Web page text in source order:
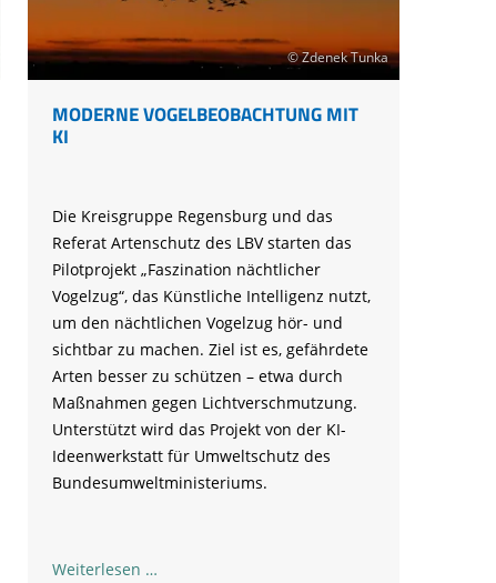
© Zdenek Tunka
MODERNE VOGELBEOBACHTUNG MIT
KI
Die Kreisgruppe Regensburg und das
Referat Artenschutz des LBV starten das
Pilotprojekt „Faszination nächtlicher
Vogelzug“, das Künstliche Intelligenz nutzt,
um den nächtlichen Vogelzug hör- und
sichtbar zu machen. Ziel ist es, gefährdete
Arten besser zu schützen – etwa durch
Maßnahmen gegen Lichtverschmutzung.
Unterstützt wird das Projekt von der KI-
Ideenwerkstatt für Umweltschutz des
Bundesumweltministeriums.
Weiterlesen …Moderne